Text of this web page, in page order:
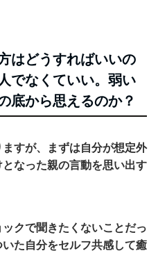
はどうすればいいの
でなくていい。弱い
底から思えるのか？
すが、まずは自分が想定外
なった親の言動を思い出す
クで聞きたくないことだっ
た自分をセルフ共感して癒